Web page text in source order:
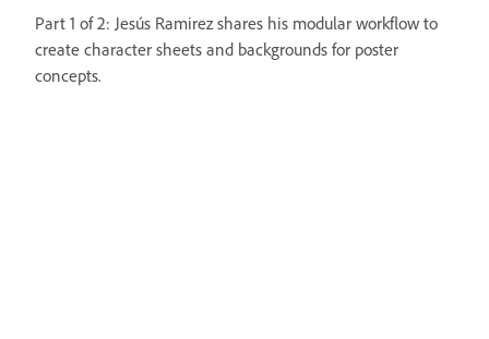
Part 1 of 2: Jesús Ramirez shares his modular workflow to
create character sheets and backgrounds for poster
concepts.